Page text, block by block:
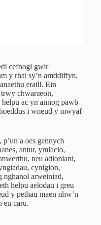
cefnogi gwir
y rhai sy’n amddiffyn,
eraill. Ein
chwaraeon,
ac yn annog pawb
i wneud y mwyaf
a oes gennych
antur, ymlacio,
neu adloniant,
cynigion,
nghanol arweiniad,
helpu aelodau i greu
y pethau maen nhw’n
eu caru.